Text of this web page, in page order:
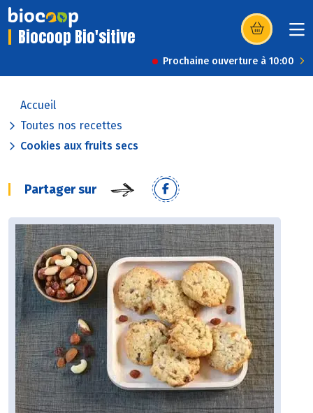
Biocoop Bio'sitive (s’ouvre dans
Prochaine ouverture à 10:00
Accueil
Toutes nos recettes
Cookies aux fruits secs
Partager sur